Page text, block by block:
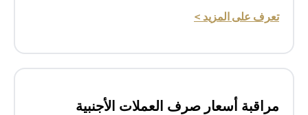
تعرف على المزيد >
مراقبة أسعار صرف العملات الأجنبية